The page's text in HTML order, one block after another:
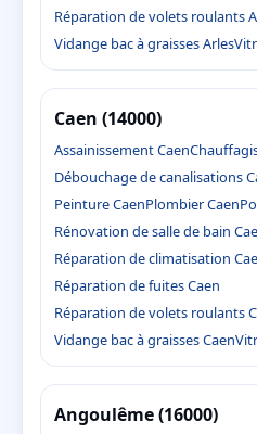
Réparation de volets roulants
Vidange bac à graisses Arles
Caen (14000)
Assainissement Caen
Débouchage de canalisations
Peinture CaenPlombier Caen
Rénovation de salle de bain
Réparation de climatisation
Réparation de fuites Caen
Réparation de volets roulants
Vidange bac à graisses Caen
Angoulême (16000)